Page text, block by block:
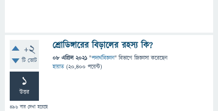
+2
টি ভোট
1
উত্তর
496 বার দেখা হয়েছে
শ্রোডিঙ্গারের বিড়ালের রহস্য কি?
08 এপ্রিল 2021 "পদার্থবিজ্ঞান" বিভাগে জিজ্ঞাসাকরেছেন
হায়াত (20,400 পয়েন্ট)